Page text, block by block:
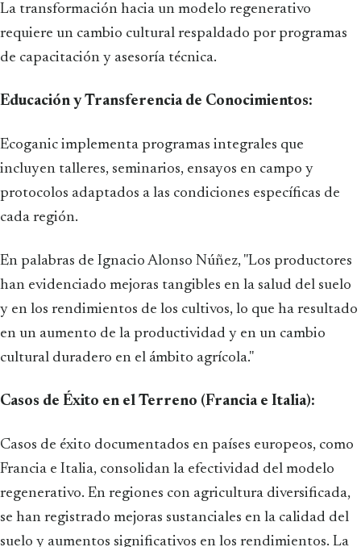
La transformación hacia un modelo regenerativo
requiere un cambio cultural respaldado por programas
de capacitación y asesoría técnica.
Educación y Transferencia de Conocimientos:
Ecoganic implementa programas integrales que
incluyen talleres, seminarios, ensayos en campo y
protocolos adaptados a las condiciones específicas de
cada región.
En palabras de Ignacio Alonso Núñez, "Los productores
han evidenciado mejoras tangibles en la salud del suelo
y en los rendimientos de los cultivos, lo que ha resultado
en un aumento de la productividad y en un cambio
cultural duradero en el ámbito agrícola."
Casos de Éxito en el Terreno (Francia e Italia):
Casos de éxito documentados en países europeos, como
Francia e Italia, consolidan la efectividad del modelo
regenerativo. En regiones con agricultura diversificada,
se han registrado mejoras sustanciales en la calidad del
suelo y aumentos significativos en los rendimientos. La